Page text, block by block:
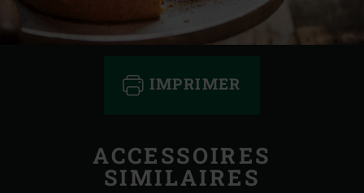
IMPRIMER
ACCESSOIRES
SIMILAIRES